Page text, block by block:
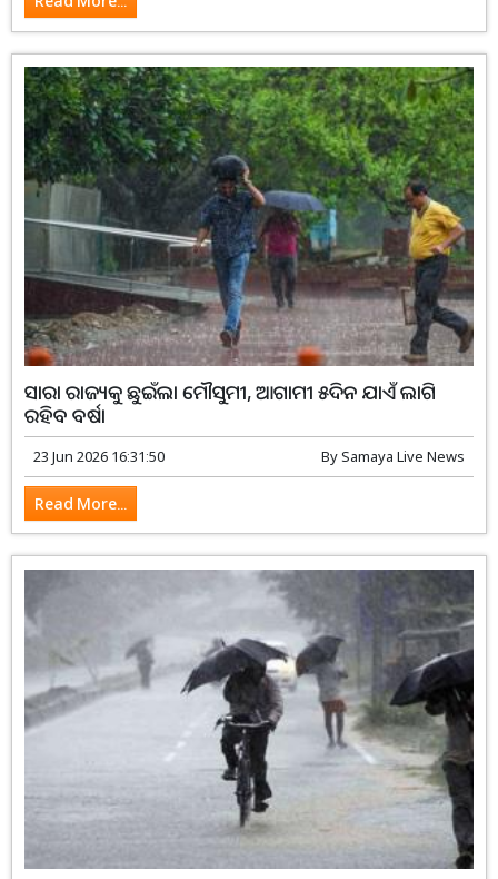
ସାରା ରାଜ୍ୟକୁ ଛୁଇଁଲା ମୌସୁମୀ, ଆଗାମୀ ୫ଦିନ ଯାଏଁ ଲାଗି
ରହିବ ବର୍ଷା
23 Jun 2026 16:31:50 BySamaya Live News
Read More...